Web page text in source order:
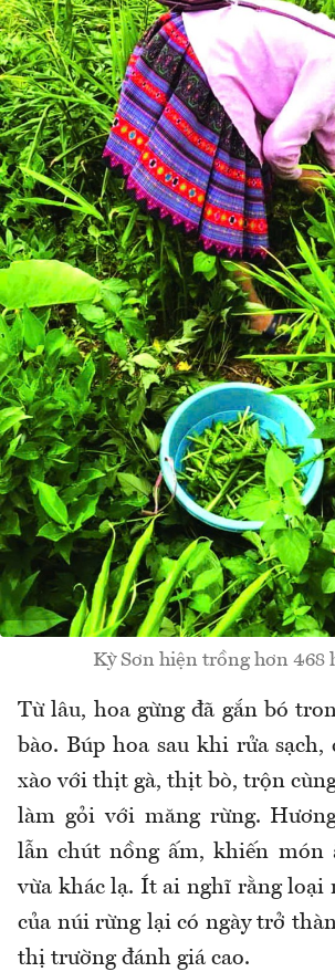
Kỳ Sơn hiện trồng hơn 468
Từ lâu, hoa gừng đã gắn bó
bào. Búp hoa sau khi rửa sạch,
xào với thịt gà, thịt bò, trộn
làm gỏi với măng rừng.
lẫn chút nồng ấm, khiến món
vừa khác lạ. Ít ai nghĩ rằng loại
của núi rừng lại có ngày trở
thị trường đánh giá cao.